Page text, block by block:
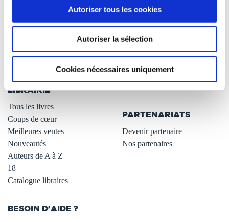
Autoriser tous les cookies
Autoriser la sélection
Cookies nécessaires uniquement
Qui sommes-nous ?
Nos services aux auteurs
LIBRAIRIE
Tous les livres
Coups de cœur
Meilleures ventes
Nouveautés
Auteurs de A à Z
18+
Catalogue libraires
OFFRES
Newsletter -10%
Remises quantités -42%
Parrainage : partagez 5€
Programme de fidélité
Carte cadeau
PARTENARIATS
Devenir partenaire
Nos partenaires
BESOIN D'AIDE ?